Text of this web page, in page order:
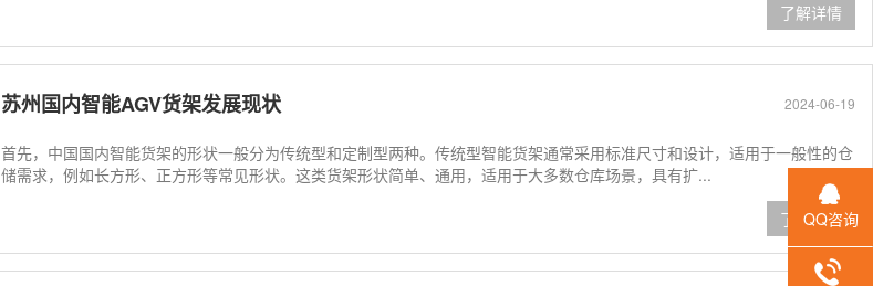
了解详情
2024-06-19
苏州国内智能AGV货架发展现状
首先，中国国内智能货架的形状一般分为传统型和定制型两种。传统型智能货架通常采用标准尺寸和设计，适用于一般性的仓
储需求，例如长方形、正方形等常见形状。这类货架形状简单、通用，适用于大多数仓库场景，具有扩...
了解详情
QQ咨询